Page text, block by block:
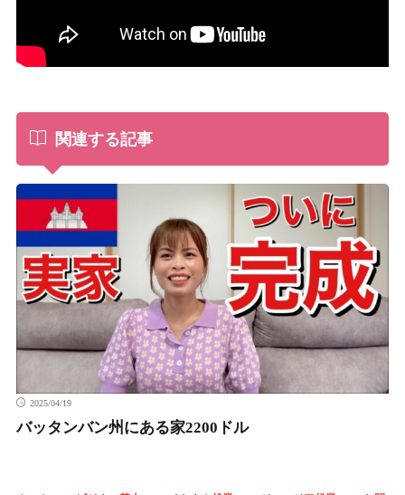
関連する記事
2025/04/19
バッタンバン州にある家2200ドル